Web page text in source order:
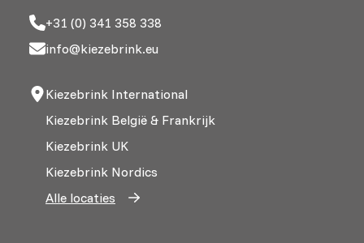
+31 (0) 341 358 338
info@kiezebrink.eu
Kiezebrink International
Kiezebrink België & Frankrijk
Kiezebrink UK
Kiezebrink Nordics
Alle locaties